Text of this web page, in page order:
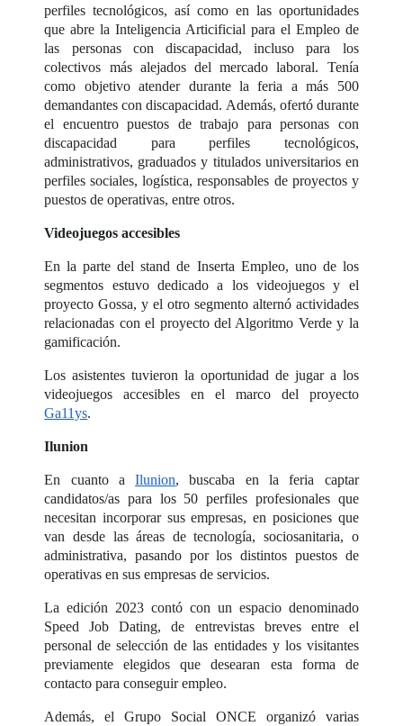
perfiles tecnológicos, así como en las oportunidades
que abre la Inteligencia Articificial para el Empleo de
las personas con discapacidad, incluso para los
colectivos más alejados del mercado laboral. Tenía
como objetivo atender durante la feria a más 500
demandantes con discapacidad. Además, ofertó durante
el encuentro puestos de trabajo para personas con
discapacidad para perfiles tecnológicos,
administrativos, graduados y titulados universitarios en
perfiles sociales, logística, responsables de proyectos y
puestos de operativas, entre otros.
Videojuegos accesibles
En la parte del stand de Inserta Empleo, uno de los
segmentos estuvo dedicado a los videojuegos y el
proyecto Gossa, y el otro segmento alternó actividades
relacionadas con el proyecto del Algoritmo Verde y la
gamificación.
Los asistentes tuvieron la oportunidad de jugar a los
videojuegos accesibles en el marco del proyecto
Ga11ys.
Ilunion
En cuanto aIlunion, buscaba en la feria captar
candidatos/as para los 50 perfiles profesionales que
necesitan incorporar sus empresas, en posiciones que
van desde las áreas de tecnología, sociosanitaria, o
administrativa, pasando por los distintos puestos de
operativas en sus empresas de servicios.
La edición 2023 contó con un espacio denominado
Speed Job Dating, de entrevistas breves entre el
personal de selección de las entidades y los visitantes
previamente elegidos que desearan esta forma de
contacto para conseguir empleo.
Además, el Grupo Social ONCE organizó varias